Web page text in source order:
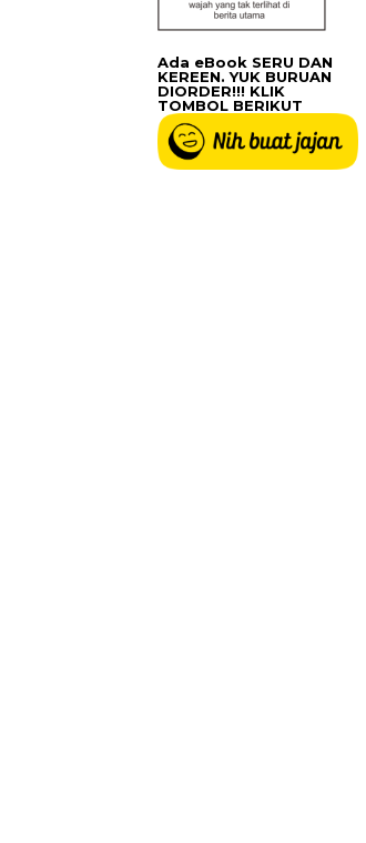
Ada eBook SERU DAN
KEREEN. YUK BURUAN
DIORDER!!! KLIK
TOMBOL BERIKUT